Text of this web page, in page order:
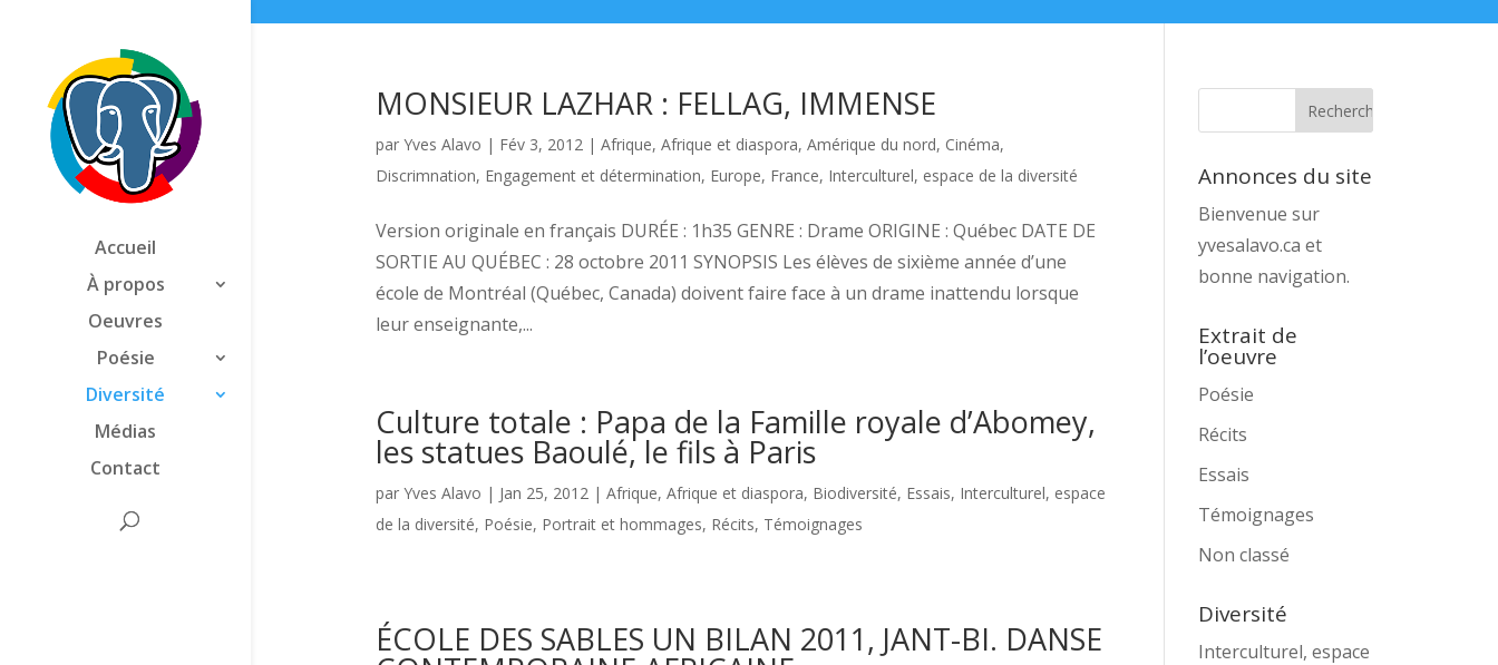
Accueil
À propos
Oeuvres
Poésie
Diversité
Médias
Contact
MONSIEUR LAZHAR : FELLAG, IMMENSE
par Yves Alavo | Fév 3, 2012| Afrique, Afrique et diaspora, Amérique du nord, Cinéma,
Discrimnation, Engagement et détermination, Europe, France, Interculturel, espace de la diversité
Version originale en français DURÉE : 1h35 GENRE : Drame ORIGINE : Québec DATE DE
SORTIE AU QUÉBEC : 28 octobre 2011 SYNOPSIS Les élèves de sixième année d’une
école de Montréal (Québec, Canada) doivent faire face à un drame inattendu lorsque
leur enseignante,...
Culture totale : Papa de la Famille royale d’Abomey,
les statues Baoulé, le fils à Paris
par Yves Alavo | Jan 25, 2012| Afrique, Afrique et diaspora, Biodiversité, Essais, Interculturel, espace
de la diversité, Poésie, Portrait et hommages, Récits, Témoignages
ÉCOLE DES SABLES UN BILAN 2011, JANT-BI. DANSE
Annonces du site
Bienvenue sur
yvesalavo.ca et
bonne navigation.
Extrait de
l’oeuvre
Poésie
Récits
Essais
Témoignages
Non classé
Diversité
Interculturel, espace